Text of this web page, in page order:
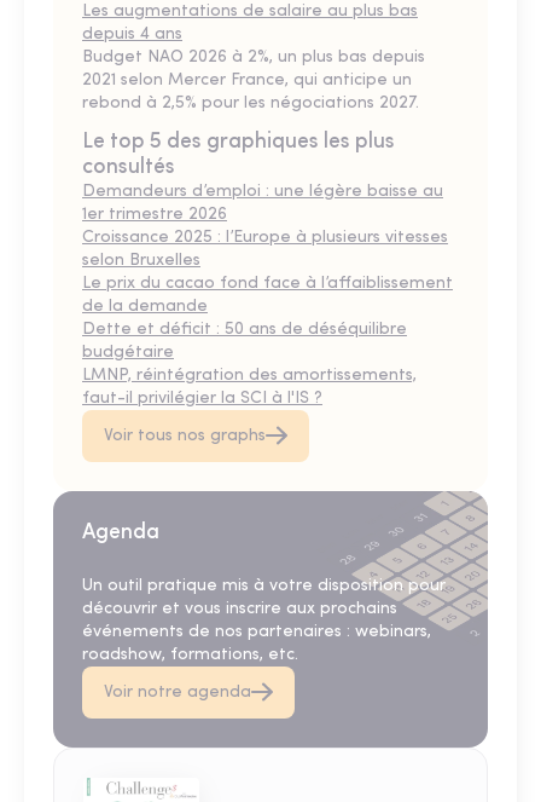
Les augmentations de salaire au plus bas
depuis 4 ans
Budget NAO 2026 à 2%, un plus bas depuis
2021 selon Mercer France, qui anticipe un
rebond à 2,5% pour les négociations 2027.
Le top 5 des graphiques les plus
consultés
Demandeurs d’emploi : une légère baisse au
1er trimestre 2026
Croissance 2025 : l’Europe à plusieurs vitesses
selon Bruxelles
Le prix du cacao fond face à l’affaiblissement
de la demande
Dette et déficit : 50 ans de déséquilibre
budgétaire
LMNP, réintégration des amortissements,
faut-il privilégier la SCI à l'IS ?
Voir tous nos graphs
Agenda
Un outil pratique mis à votre disposition pour
découvrir et vous inscrire aux prochains
événements de nos partenaires : webinars,
roadshow, formations, etc.
Voir notre agenda